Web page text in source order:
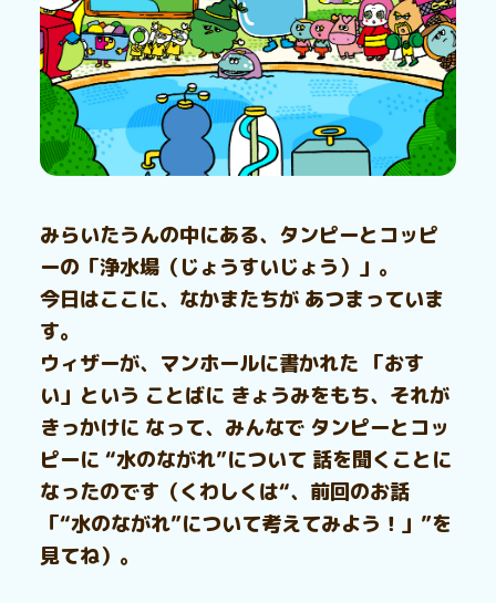
みらいたうんの中にある、タンピーとコッピ
ーの「浄水場（じょうすいじょう）」。
今日はここに、なかまたちが あつまっていま
す。
ウィザーが、マンホールに書かれた 「おす
い」という ことばに きょうみをもち、それが
きっかけに なって、みんなで タンピーとコッ
ピーに “水のながれ”について 話を聞くことに
なったのです（くわしくは“、前回のお話
「“水のながれ”について考えてみよう！」”を
見てね）。